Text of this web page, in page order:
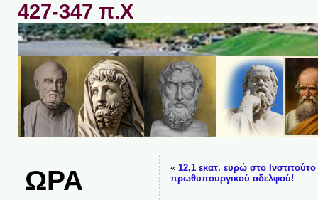
427-347 π.Χ
ΩΡΑ
« 12,1 εκατ. ευρώ στο
πρωθυπουργικού αδελφού!